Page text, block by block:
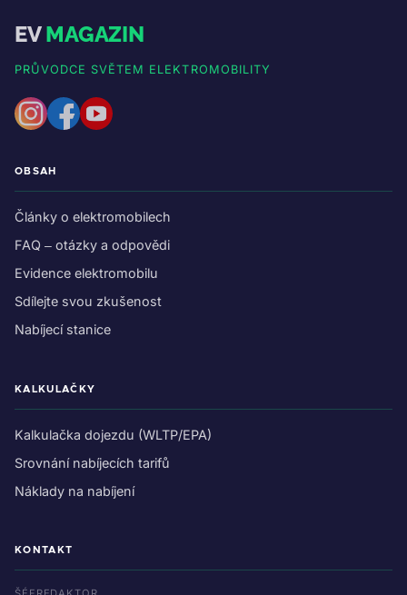
EVMAGAZIN
PRŮVODCE SVĚTEM ELEKTROMOBILITY
OBSAH
Články o elektromobilech
FAQ – otázky a odpovědi
Evidence elektromobilu
Sdílejte svou zkušenost
Nabíjecí stanice
KALKULAČKY
Kalkulačka dojezdu (WLTP/EPA)
Srovnání nabíjecích tarifů
Náklady na nabíjení
KONTAKT